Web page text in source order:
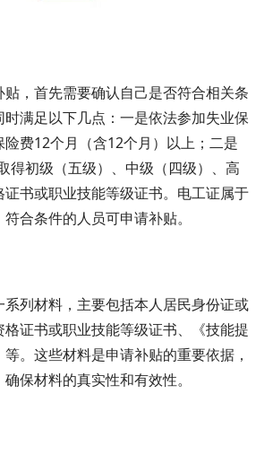
，首先需要确认自己是否符合相关条
满足以下几点：一是依法参加失业保
费12个月（含12个月）以上；二是
得初级（五级）、中级（四级）、高
书或职业技能等级证书。电工证属于
合条件的人员可申请补贴。
列材料，主要包括本人居民身份证或
证书或职业技能等级证书、《技能提
。这些材料是申请补贴的重要依据，
保材料的真实性和有效性。